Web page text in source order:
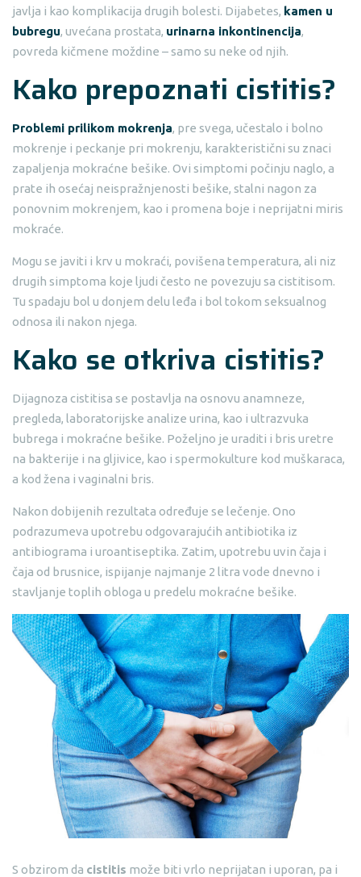
javlja i kao komplikacija drugih bolesti. Dijabetes, kamen u
bubregu, uvećana prostata, urinarna inkontinencija,
povreda kičmene moždine – samo su neke od njih.
Kako prepoznati cistitis?
Problemi prilikom mokrenja, pre svega, učestalo i bolno
mokrenje i peckanje pri mokrenju, karakteristični su znaci
zapaljenja mokraćne bešike. Ovi simptomi počinju naglo, a
prate ih osećaj neispražnjenosti bešike, stalni nagon za
ponovnim mokrenjem, kao i promena boje i neprijatni miris
mokraće.
Mogu se javiti i krv u mokraći, povišena temperatura, ali niz
drugih simptoma koje ljudi često ne povezuju sa cistitisom.
Tu spadaju bol u donjem delu leđa i bol tokom seksualnog
odnosa ili nakon njega.
Kako se otkriva cistitis?
Dijagnoza cistitisa se postavlja na osnovu anamneze,
pregleda, laboratorijske analize urina, kao i ultrazvuka
bubrega i mokraćne bešike. Poželjno je uraditi i bris uretre
na bakterije i na gljivice, kao i spermokulture kod muškaraca,
a kod žena i vaginalni bris.
Nakon dobijenih rezultata određuje se lečenje. Ono
podrazumeva upotrebu odgovarajućih antibiotika iz
antibiograma i uroantiseptika. Zatim, upotrebu uvin čaja i
čaja od brusnice, ispijanje najmanje 2 litra vode dnevno i
stavljanje toplih obloga u predelu mokraćne bešike.
S obzirom da cistitis može biti vrlo neprijatan i uporan, pa i